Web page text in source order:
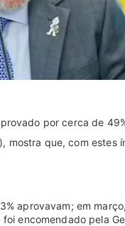
por cerca de
que, com estes
aprovavam; em
encomendado pela